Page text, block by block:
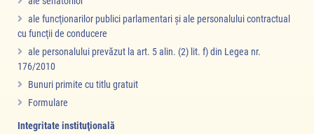
ale funcţionarilor publici parlamentari şi ale personalului contractual
cu funcţii de conducere
ale personalului prevăzut la art. 5 alin. (2) lit. f) din Legea nr.
176/2010
Bunuri primite cu titlu gratuit
Formulare
Integritate instituţională